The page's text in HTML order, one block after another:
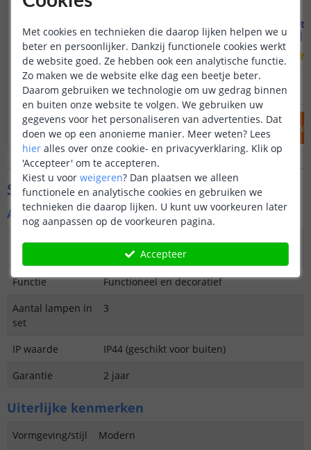
Warm wit licht
(17 reviews
NIET OP VOORRAAD 14,95
IN WINKELWAGEN
Zwart |
OP VOORRAAD
IN
Specificaties
Algemene kenmerken
Type
Wandlamp
Functie
Functioneel en decoratief
Aantal lampen in
set
3
IP waarde
IP44 (geschikt voor buiten)
Garantie
2 jaar
Uiterlijke kenmerken
Vormgeving/stijl
Modern
Met cookies en technieken die daarop lijken helpen we u
beter en persoonlijker. Dankzij functionele cookies werkt
de website goed. Ze hebben ook een analytische functie.
Zo maken we de website elke dag een beetje beter.
Daarom gebruiken we technologie om uw gedrag binnen
en buiten onze website te volgen. We gebruiken uw
gegevens voor het personaliseren van advertenties. Dat
doen we op een anonieme manier. Meer weten? Lees
hier alles over onze cookie- en privacyverklaring. Klik op
'Accepteer' om te accepteren.
Kiest u voor weigeren? Dan plaatsen we alleen
functionele en analytische cookies en gebruiken we
technieken die daarop lijken. U kunt uw voorkeuren later
nog aanpassen op de voorkeuren pagina.
Accepteer